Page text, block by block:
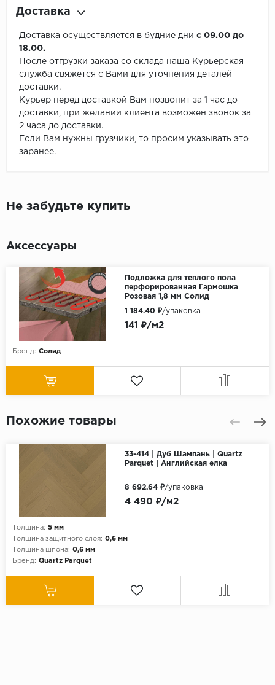
Доставка
Доставка осуществляется в будние дни с 09.00 до
18.00.
После отгрузки заказа со склада наша Курьерская
служба свяжется с Вами для уточнения деталей
доставки.
Курьер перед доставкой Вам позвонит за 1 час до
доставки, при желании клиента возможен звонок за
2 часа до доставки.
Если Вам нужны грузчики, то просим указывать это
заранее.
Не забудьте купить
Аксессуары
Подложка для теплого пола
перфорированная Гармошка
Розовая 1,8 мм Солид
Бренд: Солид
141 ₽/м2
1 184.40 ₽/упаковка
Похожие товары
33-414 | Дуб Шампань | Quartz
Parquet | Английская елка
Толщина: 5 мм
Толщина защитного слоя: 0,6 мм
Толщина шпона: 0,6 мм
Бренд: Quartz Parquet
4 490 ₽/м2
8 692.64 ₽/упаковка